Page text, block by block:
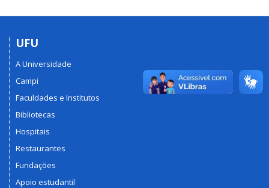
UFU
A Universidade
Campi
Faculdades e Institutos
Bibliotecas
Hospitais
Restaurantes
Fundações
Apoio estudantil